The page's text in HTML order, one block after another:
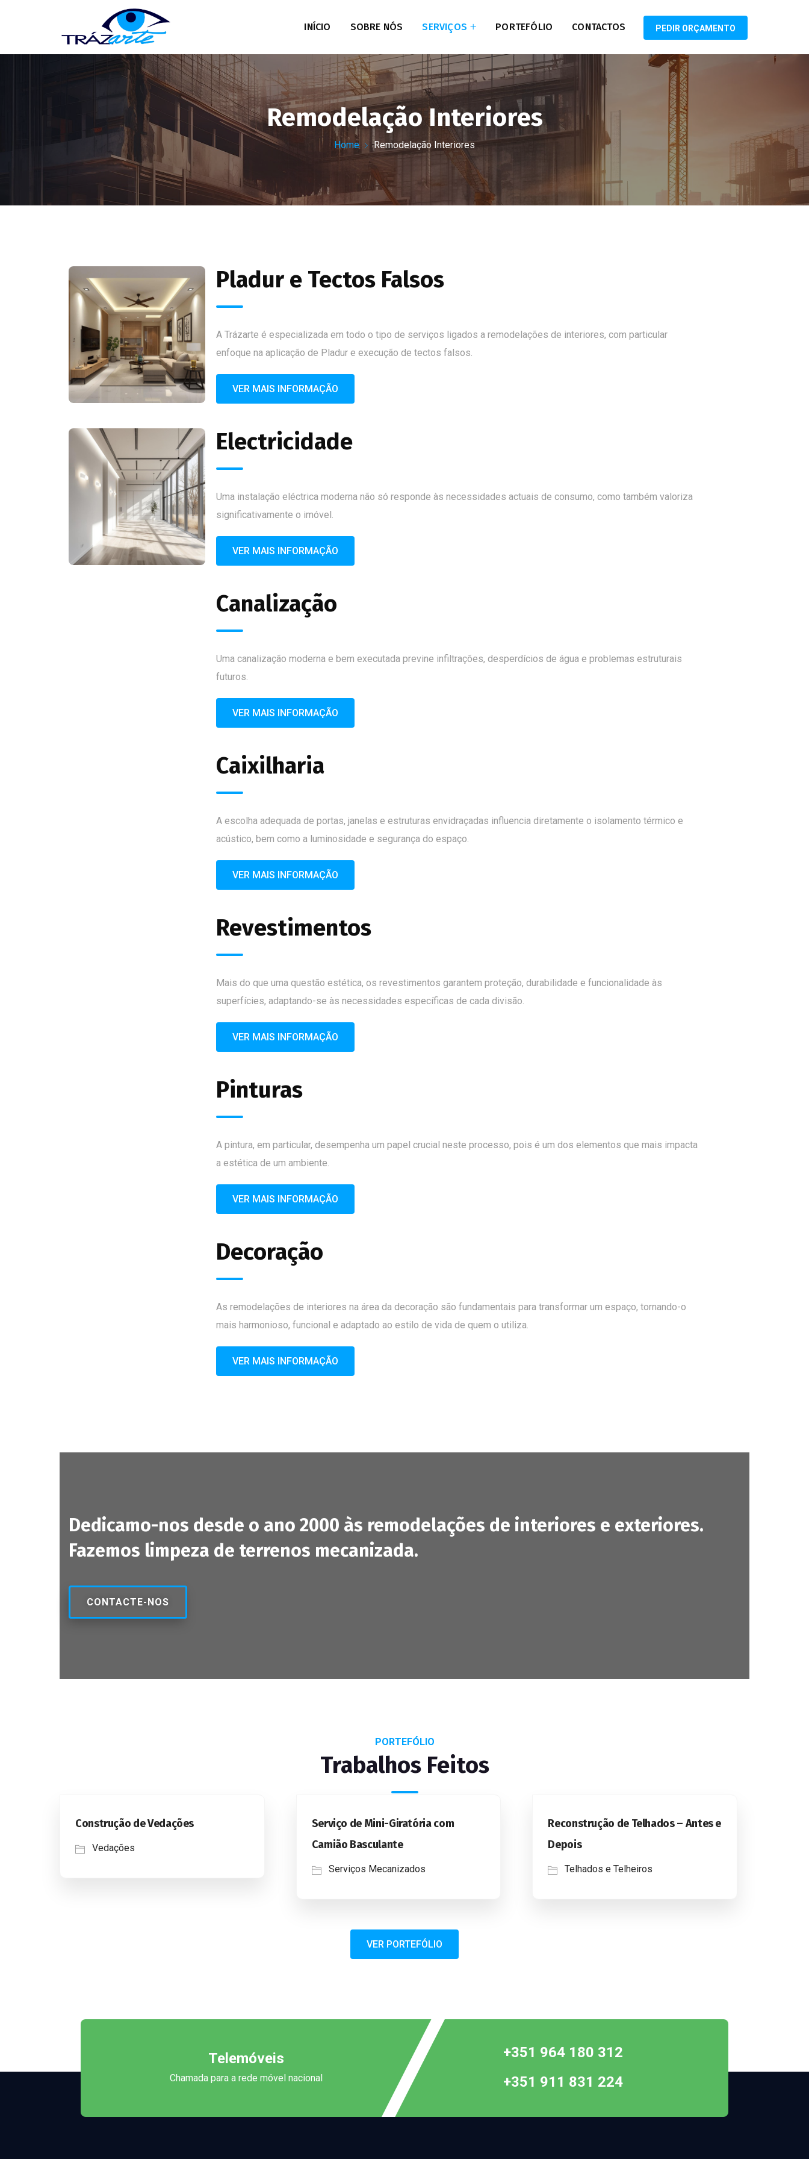
INÍCIO SOBRE NÓS SERVIÇOS PORTEFÓLIO CONTACTOS PEDIR ORÇAMENTO
Remodelação Interiores
Home Remodelação Interiores
Pladur e Tectos Falsos
A Trázarte é especializada em todo o tipo de serviços ligados a remodelações de interiores, com particular
enfoque na aplicação de Pladur e execução de tectos falsos.
VER MAIS INFORMAÇÃO
Electricidade
Uma instalação eléctrica moderna não só responde às necessidades actuais de consumo, como também valoriza
significativamente o imóvel.
VER MAIS INFORMAÇÃO
Canalização
Uma canalização moderna e bem executada previne infiltrações, desperdícios de água e problemas estruturais
futuros.
VER MAIS INFORMAÇÃO
Caixilharia
A escolha adequada de portas, janelas e estruturas envidraçadas influencia diretamente o isolamento térmico e
acústico, bem como a luminosidade e segurança do espaço.
VER MAIS INFORMAÇÃO
Revestimentos
Mais do que uma questão estética, os revestimentos garantem proteção, durabilidade e funcionalidade às
superfícies, adaptando-se às necessidades específicas de cada divisão.
VER MAIS INFORMAÇÃO
Pinturas
A pintura, em particular, desempenha um papel crucial neste processo, pois é um dos elementos que mais impacta
a estética de um ambiente.
VER MAIS INFORMAÇÃO
Decoração
As remodelações de interiores na área da decoração são fundamentais para transformar um espaço, tornando-o
mais harmonioso, funcional e adaptado ao estilo de vida de quem o utiliza.
VER MAIS INFORMAÇÃO
Dedicamo-nos desde o ano 2000 às remodelações de interiores e exteriores.
Fazemos limpeza de terrenos mecanizada.
CONTACTE-NOS
PORTEFÓLIO
Trabalhos Feitos
Construção de Vedações
Vedações
Serviço de Mini-Giratória com
Camião Basculante
Serviços Mecanizados
Reconstrução de Telhados – Antes e
Depois
Telhados e Telheiros
VER PORTEFÓLIO
Telemóveis
Chamada para a rede móvel nacional
+351 964 180 312
+351 911 831 224